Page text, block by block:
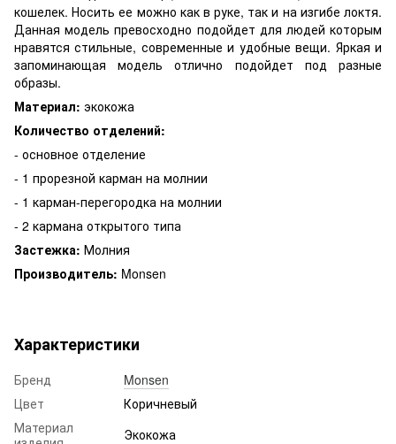
кошелек. Носить ее можно как в руке, так и на изгибе локтя.
Данная модель превосходно подойдет для людей которым
нравятся стильные, современные и удобные вещи. Яркая и
запоминающая модель отлично подойдет под разные
образы.
Материал: экокожа
Количество отделений:
- основное отделение
- 1 прорезной карман на молнии
- 1 карман-перегородка на молнии
- 2 кармана открытого типа
Застежка: Молния
Производитель: Monsen
Характеристики
Бренд
Monsen
Цвет
Коричневый
Материал
Экокожа